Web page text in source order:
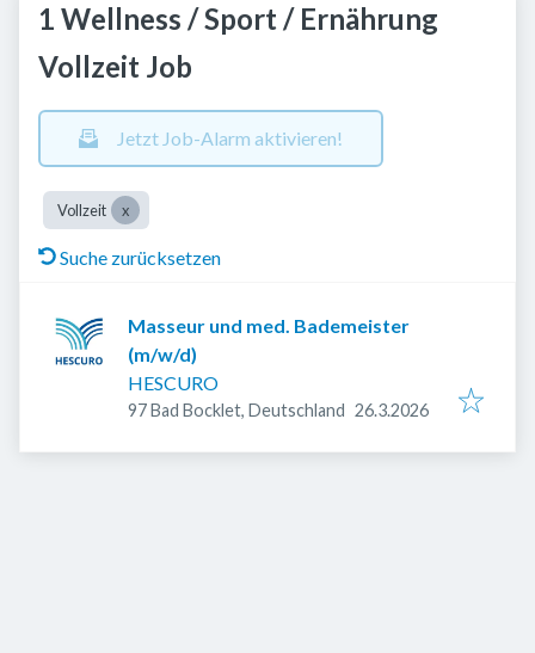
1 Wellness / Sport / Ernährung
Vollzeit Job
Jetzt Job-Alarm aktivieren!
Vollzeit
Suche zurücksetzen
Masseur und med. Bademeister
(m/w/d)
HESCURO
97 Bad Bocklet, Deutschland Veröffentlicht:
26.3.2026